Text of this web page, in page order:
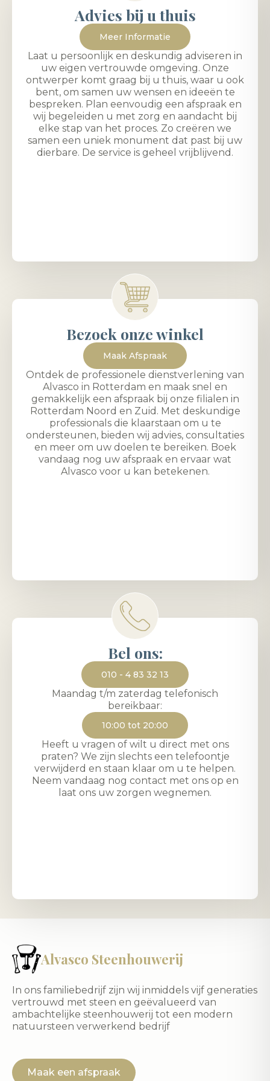
Advies bij u thuis
Meer Informatie
Laat u persoonlijk en deskundig adviseren in
uw eigen vertrouwde omgeving. Onze
ontwerper komt graag bij u thuis, waar u ook
bent, om samen uw wensen en ideeën te
bespreken. Plan eenvoudig een afspraak en
wij begeleiden u met zorg en aandacht bij
elke stap van het proces. Zo creëren we
samen een uniek monument dat past bij uw
dierbare. De service is geheel vrijblijvend.
Bezoek onze winkel
Maak Afspraak
Ontdek de professionele dienstverlening van
Alvasco in Rotterdam en maak snel en
gemakkelijk een afspraak bij onze filialen in
Rotterdam Noord en Zuid. Met deskundige
professionals die klaarstaan om u te
ondersteunen, bieden wij advies, consultaties
en meer om uw doelen te bereiken. Boek
vandaag nog uw afspraak en ervaar wat
Alvasco voor u kan betekenen.
Bel ons:
010 - 4 83 32 13
Maandag t/m zaterdag telefonisch
bereikbaar:
10:00 tot 20:00
Heeft u vragen of wilt u direct met ons
praten? We zijn slechts een telefoontje
verwijderd en staan klaar om u te helpen.
Neem vandaag nog contact met ons op en
laat ons uw zorgen wegnemen.
Alvasco Steenhouwerij
In ons familiebedrijf zijn wij inmiddels vijf generaties
vertrouwd met steen en geëvalueerd van
ambachtelijke steenhouwerij tot een modern
natuursteen verwerkend bedrijf
Maak een afspraak